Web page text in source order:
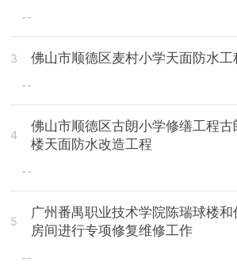
--
3 佛山市顺德区麦村小学天面防水工
--
4
佛山市顺德区古朗小学修缮工程
楼天面防水改造工程
--
5
广州番禺职业技术学院陈瑞球楼
房间进行专项修复维修工作
--